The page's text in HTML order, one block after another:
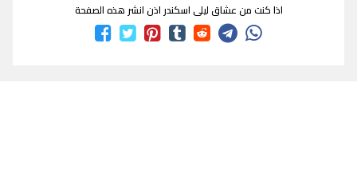
اذا كنت من عشاق ليلى اسكندر اذن انشر هذه الصفحة